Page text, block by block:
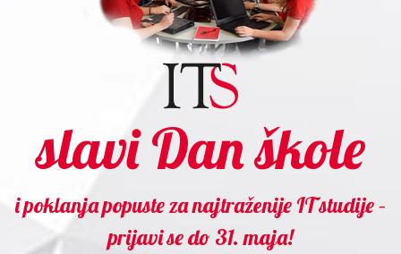
slavi Dan škole
i poklanja popuste za najtraženije IT studije –
prijavi se do 31. maja!